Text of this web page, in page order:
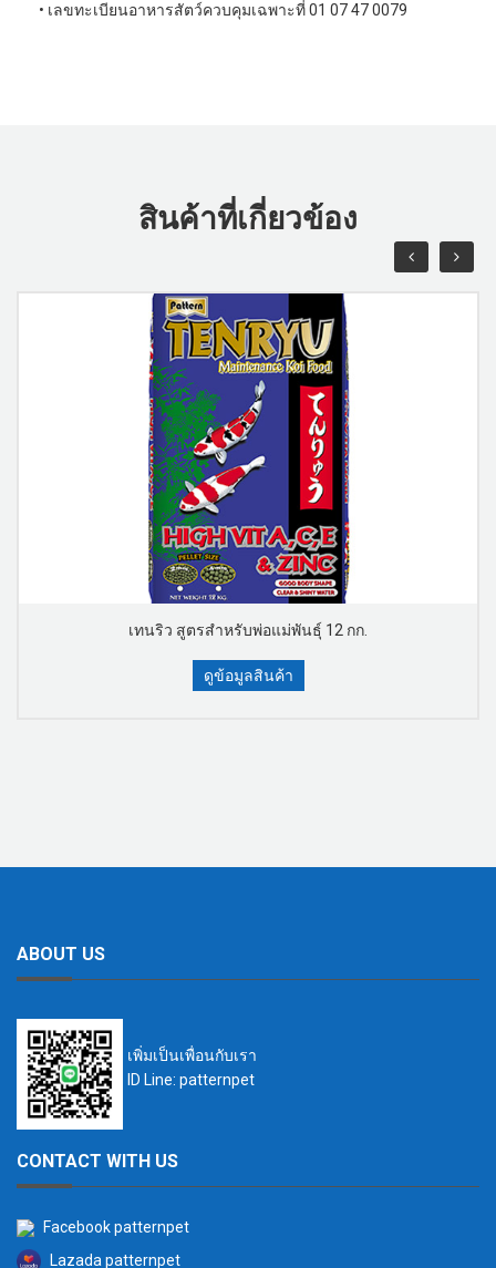
• เลขทะเบียนอาหารสัตว์ควบคุมเฉพาะที่ 01 07 47 0079
สินค้าที่เกี่ยวข้อง
เทนริว สูตรสำหรับพ่อแม่พันธุ์ 12 กก.
ดูข้อมูลสินค้า
ABOUT US
เพิ่มเป็นเพื่อนกับเรา
ID Line: patternpet
CONTACT WITH US
Facebook patternpet
Lazada patternpet